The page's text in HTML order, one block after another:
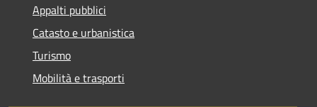
Appalti pubblici
Catasto e urbanistica
Turismo
Mobilità e trasporti